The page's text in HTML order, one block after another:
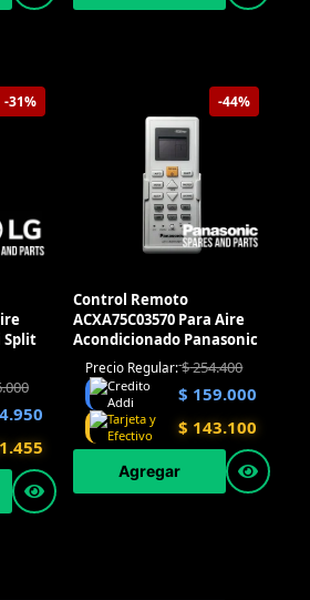
-31%
Split
-44%
Control Remoto
ACXA75C03570 Para Aire
Acondicionado Panasonic
Precio Regular:$254.400
$ 159.000
$ 143.100
Agregar